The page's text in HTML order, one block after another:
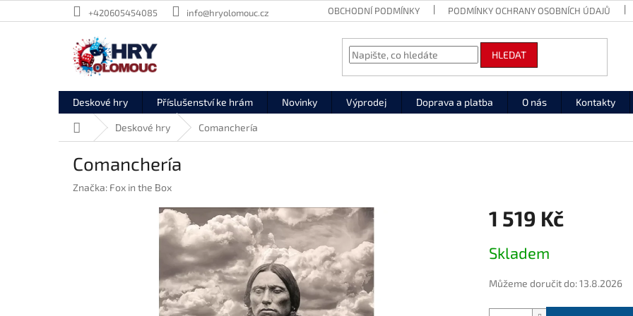
na
+420605454085 info@hryolomouc.cz OBCHODNÍ PODMÍNKY PODMÍNKY OCHRANY OSOBNÍCH ÚDAJŮ
HLEDAT
Deskové hry Příslušenství ke hrám Novinky Výprodej Doprava a platba O nás Kontakty
Domů Deskové hry Comanchería
Comanchería
Značka: Fox in the Box
1 519 Kč
cena:
Skladem
Můžeme doručit do:13.8.2026